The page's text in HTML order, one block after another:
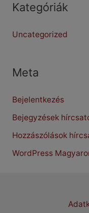
Kategóriák
Uncategorized
Meta
Bejelentkezés
Bejegyzések
Hozzászólások
WordPress